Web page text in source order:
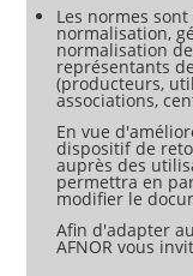
Les normes
normalisation,
normalisation
représentants
(producteurs,
associations,
En vue
dispositif de
auprès des
permettra en
modifier le
Afin d'adapter
AFNOR vous